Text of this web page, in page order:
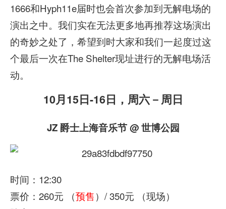
1666和Hyph11e届时也会首次参加到无解电场的
演出之中。我们实在无法更多地再推荐这场演出
的奇妙之处了，希望到时大家和我们一起度过这
个最后一次在The Shelter现址进行的无解电场活
动。
10月15日-16日，周六－周日
JZ 爵士上海音乐节 @ 世博公园
时间：12:30
票价：260元 （预售）/ 350元 （现场）